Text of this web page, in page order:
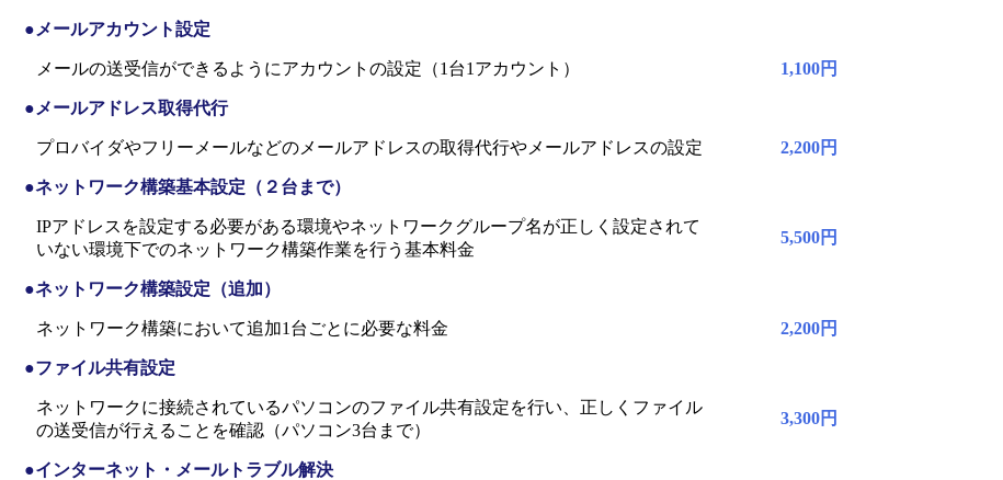
●メールアカウント設定
メールの送受信ができるようにアカウントの設定（1台1アカウント） 1,100円
●メールアドレス取得代行
プロバイダやフリーメールなどのメールアドレスの取得代行やメールアドレスの設定 2,200円
●ネットワーク構築基本設定（２台まで）
IPアドレスを設定する必要がある環境やネットワークグループ名が正しく設定されて
いない環境下でのネットワーク構築作業を行う基本料金
5,500円
●ネットワーク構築設定（追加）
ネットワーク構築において追加1台ごとに必要な料金 2,200円
●ファイル共有設定
ネットワークに接続されているパソコンのファイル共有設定を行い、正しくファイル
の送受信が行えることを確認（パソコン3台まで）
3,300円
●インターネット・メールトラブル解決